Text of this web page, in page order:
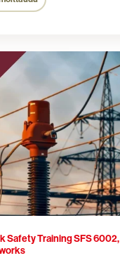
Safety Training SFS 6002,